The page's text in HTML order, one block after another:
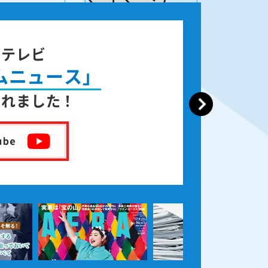
レビ
ュース」
ました！